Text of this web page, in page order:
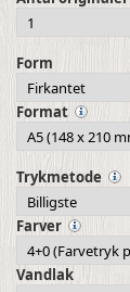
Form
Format
Trykmetode
Farver
Vandlak